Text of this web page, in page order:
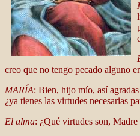
creo que no tengo pecado alguno
MARÍA: Bien, hijo mío, así
¿ya tienes las virtudes necesarias
El alma: ¿Qué virtudes son, Madre